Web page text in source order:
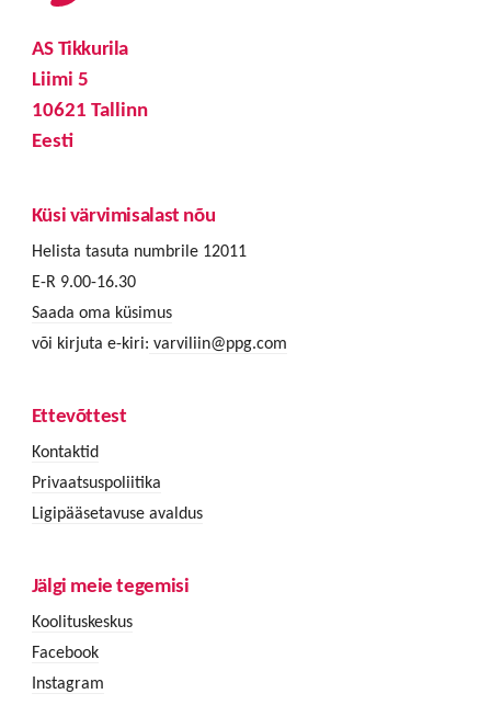
AS Tikkurila
Liimi 5
10621 Tallinn
Eesti
Küsi värvimisalast nõu
Helista tasuta numbrile 12011
E-R 9.00-16.30
Saada oma küsimus
või kirjuta e-kiri: varviliin@ppg.com
Ettevõttest
Kontaktid
Privaatsuspoliitika
Ligipääsetavuse avaldus
Jälgi meie tegemisi
Koolituskeskus
Facebook
Instagram